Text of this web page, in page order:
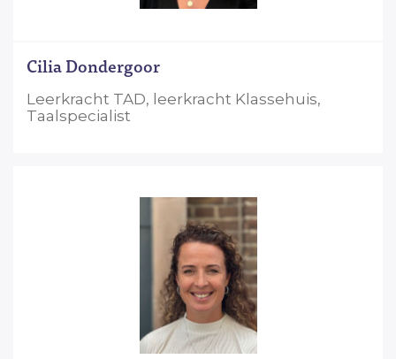
Cilia Dondergoor
Leerkracht TAD, leerkracht Klassehuis,
Taalspecialist